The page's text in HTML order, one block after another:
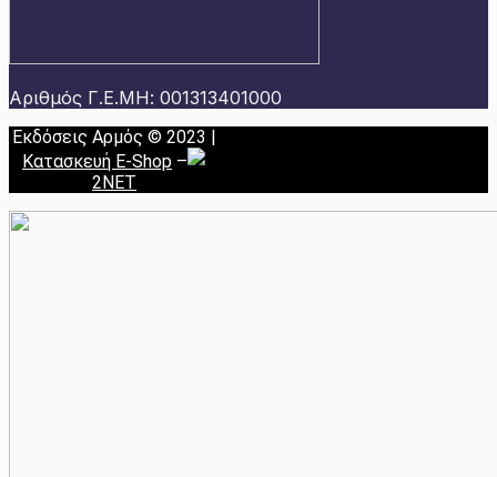
Αριθμός Γ.Ε.ΜΗ: 001313401000
Εκδόσεις Αρμός © 2023 |
Κατασκευή E-Shop –
2NET